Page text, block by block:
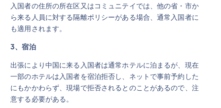
入国者の住所の所在区又はコミュニテイでは、他の省・市か
ら来る人員に対する隔離ポリシーがある場合、通常入国者に
も適用されます。
3、宿泊
出張により中国に来る入国者は通常ホテルに泊まるが、現在
一部のホテルは入国者を宿泊拒否し、ネットで事前予約した
にもかかわらず、現場で拒否されるとのことがあるので、注
意する必要がある。